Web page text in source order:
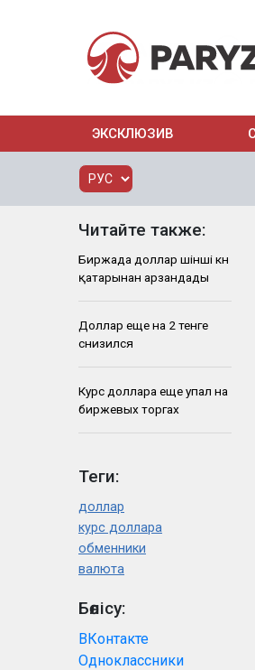
ЭКСКЛЮЗИВ
Читайте также:
Биржада доллар үшінші күн
қатарынан арзандады
Доллар еще на 2 тенге
снизился
Курс доллара еще упал на
биржевых торгах
Теги:
доллар
курс доллара
обменники
валюта
Бөлісу:
ВКонтакте
Одноклассники